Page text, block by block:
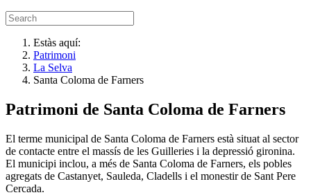
Estàs aquí:
Patrimoni
La Selva
Santa Coloma de Farners
Patrimoni de Santa Coloma de Farners
El terme municipal de Santa Coloma de Farners està situat al sector
de contacte entre el massís de les Guilleries i la depressió gironina.
El municipi inclou, a més de Santa Coloma de Farners, els pobles
agregats de Castanyet, Sauleda, Cladells i el monestir de Sant Pere
Cercada.